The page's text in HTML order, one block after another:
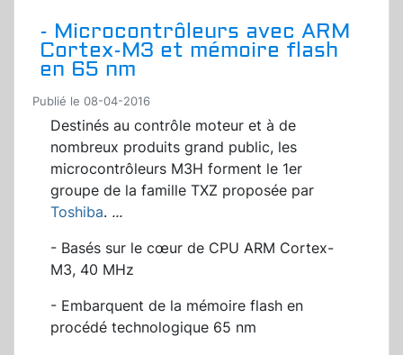
- Microcontrôleurs avec ARM
Cortex-M3 et mémoire flash
en 65 nm
Publié le 08-04-2016
Destinés au contrôle moteur et à de
nombreux produits grand public, les
microcontrôleurs M3H forment le 1er
groupe de la famille TXZ proposée par
Toshiba. ...
- Basés sur le cœur de CPU ARM Cortex-
M3, 40 MHz
- Embarquent de la mémoire flash en
procédé technologique 65 nm